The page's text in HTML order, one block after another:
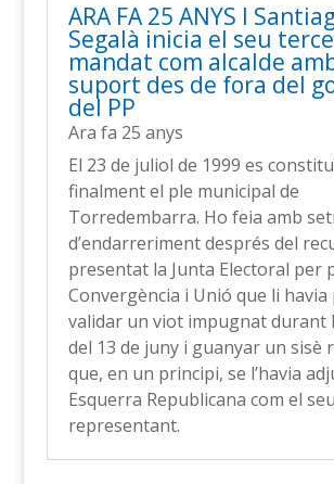
ARA FA 25 ANYS l
Segalà inicia el seu
mandat com alcalde
suport des de fora del
del PP
Ara fa 25 anys
El 23 de juliol de 1999 es
finalment el ple municipal de
Torredembarra. Ho feia amb
d’endarreriment després del
presentat la Junta Electoral per
Convergència i Unió que li havia
validar un viot impugnat durant
del 13 de juny i guanyar un sisè
que, en un principi, se l’havia
Esquerra Republicana com el
representant.